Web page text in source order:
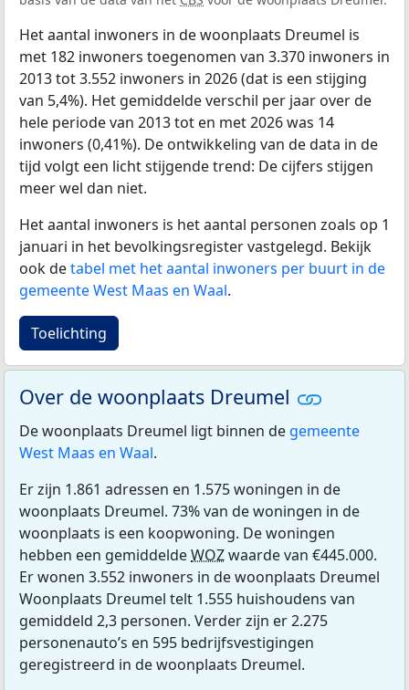
Het aantal inwoners in de woonplaats Dreumel is
met 182 inwoners toegenomen van 3.370 inwoners in
2013 tot 3.552 inwoners in 2026 (dat is een stijging
van 5,4%). Het gemiddelde verschil per jaar over de
hele periode van 2013 tot en met 2026 was 14
inwoners (0,41%). De ontwikkeling van de data in de
tijd volgt een licht stijgende trend: De cijfers stijgen
meer wel dan niet.
Het aantal inwoners is het aantal personen zoals op 1
januari in het bevolkingsregister vastgelegd. Bekijk
ook detabel met het aantal inwoners per buurt in de
gemeente West Maas en Waal.
Toelichting
Over de woonplaats Dreumel
De woonplaats Dreumel ligt binnen de gemeente
West Maas en Waal.
Er zijn 1.861 adressen en 1.575 woningen in de
woonplaats Dreumel. 73% van de woningen in de
woonplaats is een koopwoning. De woningen
hebben een gemiddeldeWOZwaarde van €445.000.
Er wonen 3.552 inwoners in de woonplaats Dreumel
Woonplaats Dreumel telt 1.555 huishoudens van
gemiddeld 2,3 personen. Verder zijn er 2.275
personenauto’s en 595 bedrijfsvestigingen
geregistreerd in de woonplaats Dreumel.